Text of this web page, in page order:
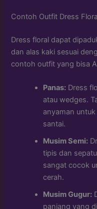
Contoh Outfit Dress
Dress floral dapat
dan alas kaki sesuai
contoh outfit yang bisa
Panas: Dress
atau wedges.
anyaman
santai.
Musim Semi:
tipis dan
sangat cocok
cerah.
Musim Gugur:
panjang yang